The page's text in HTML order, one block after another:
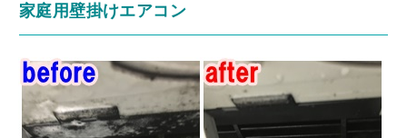
家庭用壁掛けエアコン